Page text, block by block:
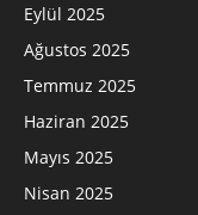
Eylül 2025
Ağustos 2025
Temmuz 2025
Haziran 2025
Mayıs 2025
Nisan 2025